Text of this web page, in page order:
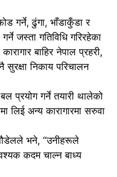
गर्ने, ढुंगा, भाँडाकुँडा र
जस्ता गतिविधि गरिरहेका
बाहिर नेपाल प्रहरी,
निकाय परिचालन
प्रयोग गर्ने तयारी थालेको
लिई अन्य कारागारमा सरुवा
भने, “उनीहरूले
कदम चाल्न बाध्य